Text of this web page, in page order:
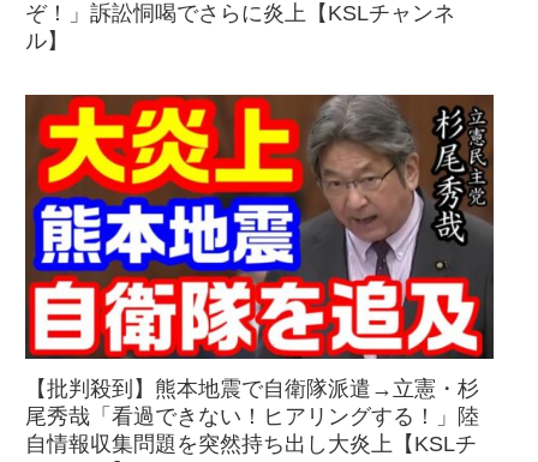
ぞ！」訴訟恫喝でさらに炎上【KSLチャンネ
ル】
【批判殺到】熊本地震で自衛隊派遣→立憲・杉
尾秀哉「看過できない！ヒアリングする！」陸
自情報収集問題を突然持ち出し大炎上【KSLチ